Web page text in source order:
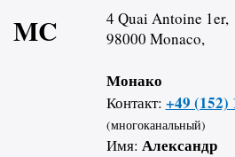
MC
4 Quai Antoine 1er,
98000 Monaco,
Монако
Контакт: +49 (152)
(многоканальный)
Имя: Александр